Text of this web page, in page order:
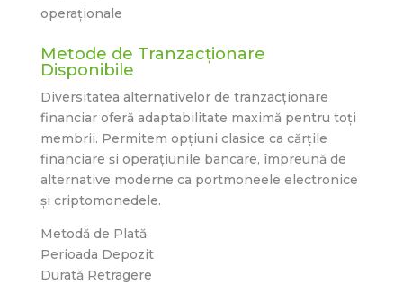
operaționale
Metode de Tranzacționare
Disponibile
Diversitatea alternativelor de tranzacționare
financiar oferă adaptabilitate maximă pentru toți
membrii. Permitem opțiuni clasice ca cărțile
financiare și operațiunile bancare, împreună de
alternative moderne ca portmoneele electronice
și criptomonedele.
Metodă de Plată
Perioada Depozit
Durată Retragere